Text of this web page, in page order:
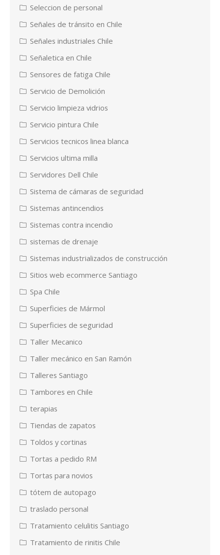
Seleccion de personal
Señales de tránsito en Chile
Señales industriales Chile
Señaletica en Chile
Sensores de fatiga Chile
Servicio de Demolición
Servicio limpieza vidrios
Servicio pintura Chile
Servicios tecnicos linea blanca
Servicios ultima milla
Servidores Dell Chile
Sistema de cámaras de seguridad
Sistemas antincendios
Sistemas contra incendio
sistemas de drenaje
Sistemas industrializados de construcción
Sitios web ecommerce Santiago
Spa Chile
Superficies de Mármol
Superficies de seguridad
Taller Mecanico
Taller mecánico en San Ramón
Talleres Santiago
Tambores en Chile
terapias
Tiendas de zapatos
Toldos y cortinas
Tortas a pedido RM
Tortas para novios
tótem de autopago
traslado personal
Tratamiento celulitis Santiago
Tratamiento de rinitis Chile